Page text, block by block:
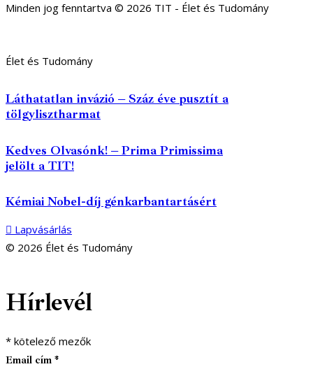
Minden jog fenntartva © 2026 TIT - Élet és Tudomány
Élet és Tudomány
Láthatatlan invázió – Száz éve pusztít a
tölgylisztharmat
Kedves Olvasónk! – Prima Primissima
jelölt a TIT!
Kémiai Nobel-díj génkarbantartásért
Lapvásárlás
© 2026 Élet és Tudomány
Hírlevél
* kötelező mezők
Email cím *